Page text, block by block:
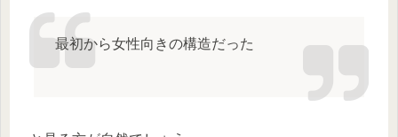
最初から女性向きの構造だった